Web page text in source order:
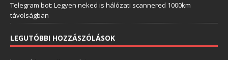
Telegram bot: Legyen neked is hálózati scannered 1000km
távolságban
LEGUTÓBBI HOZZÁSZÓLÁSOK